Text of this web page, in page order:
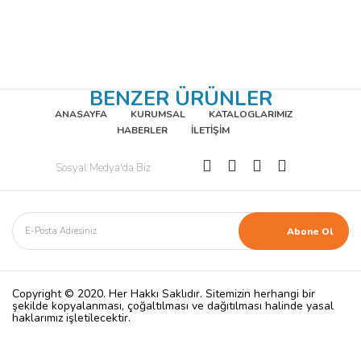
BENZER ÜRÜNLER
ANASAYFA KURUMSAL
KATALOGLARIMIZ
HABERLER
İLETİŞİM
Sosyal Medya'da Biz
Copyright © 2020. Her Hakkı Saklıdır. Sitemizin herhangi bir
şekilde kopyalanması, çoğaltılması ve dağıtılması halinde yasal
haklarımız işletilecektir.